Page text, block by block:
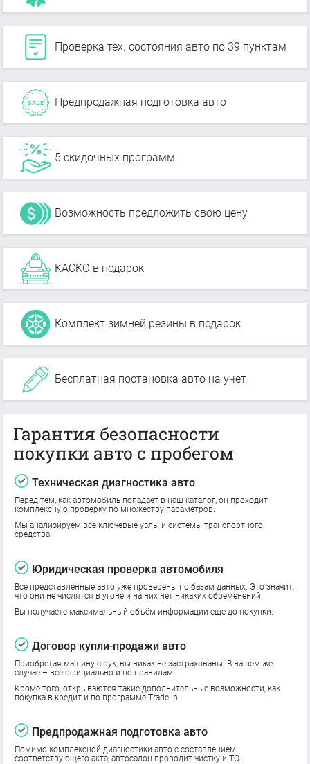
Проверка тех. состояния авто по 39 пунктам
Предпродажная подготовка авто
5 скидочных программ
Возможность предложить свою цену
КАСКО в подарок
Комплект зимней резины в подарок
Бесплатная постановка авто на учет
Гарантия безопасности
покупки авто с пробегом
Техническая диагностика авто
Перед тем, как автомобиль попадает в наш каталог, он проходит
комплексную проверку по множеству параметров.
Мы анализируем все ключевые узлы и системы транспортного
средства.
Юридическая проверка автомобиля
Все представленные авто уже проверены по базам данных. Это значит,
что они не числятся в угоне и на них нет никаких обременений.
Вы получаете максимальный объём информации еще до покупки.
Договор купли-продажи авто
Приобретая машину с рук, вы никак не застрахованы. В нашем же
случае – всё официально и по правилам.
Кроме того, открываются такие дополнительные возможности, как
покупка в кредит и по программе Trade-in.
Предпродажная подготовка авто
Помимо комплексной диагностики авто с составлением
соответствующего акта, автосалон проводит чистку и ТО.